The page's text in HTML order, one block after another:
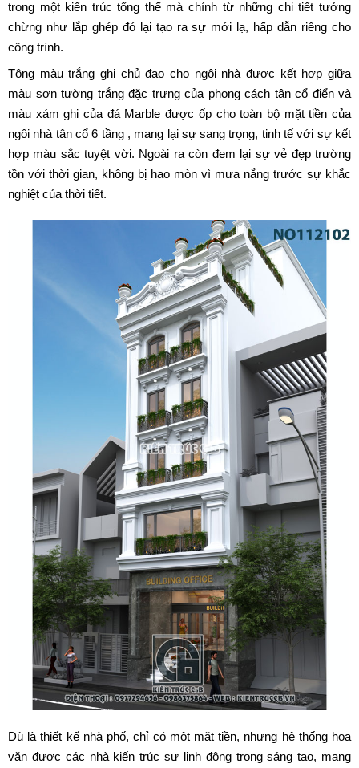
trong một kiến trúc tổng thể mà chính từ những chi tiết tưởng
chừng như lắp ghép đó lại tạo ra sự mới lạ, hấp dẫn riêng cho
công trình.
Tông màu trắng ghi chủ đạo cho ngôi nhà được kết hợp giữa
màu sơn tường trắng đặc trưng của phong cách tân cổ điển và
màu xám ghi của đá Marble được ốp cho toàn bộ mặt tiền của
ngôi nhà tân cổ 6 tầng , mang lại sự sang trọng, tinh tế với sự kết
hợp màu sắc tuyệt vời. Ngoài ra còn đem lại sự vẻ đẹp trường
tồn với thời gian, không bị hao mòn vì mưa nắng trước sự khắc
nghiệt của thời tiết.
Dù là thiết kế nhà phố, chỉ có một mặt tiền, nhưng hệ thống hoa
văn được các nhà kiến trúc sư linh động trong sáng tạo, mang